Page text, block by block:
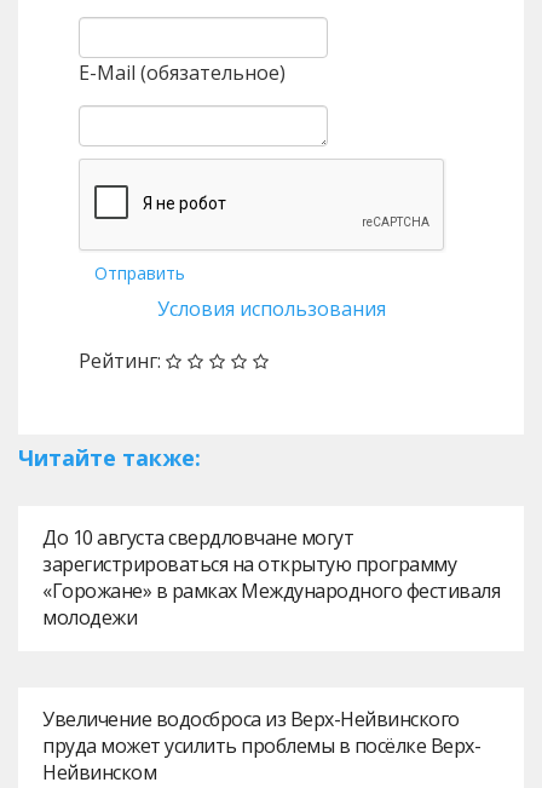
E-Mail (обязательное)
Отправить
Условия использования
Рейтинг:
Читайте также:
До 10 августа свердловчане могут
зарегистрироваться на открытую программу
«Горожане» в рамках Международного фестиваля
молодежи
Увеличение водосброса из Верх-Нейвинского
пруда может усилить проблемы в посёлке Верх-
Нейвинском